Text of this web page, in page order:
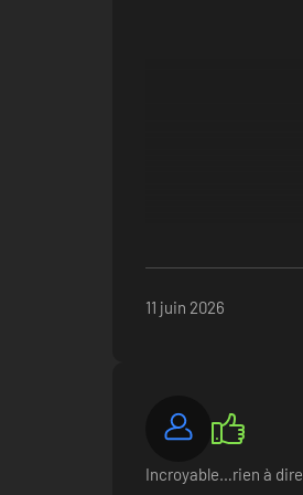
11 juin 2026
Incroyable…rien à dire